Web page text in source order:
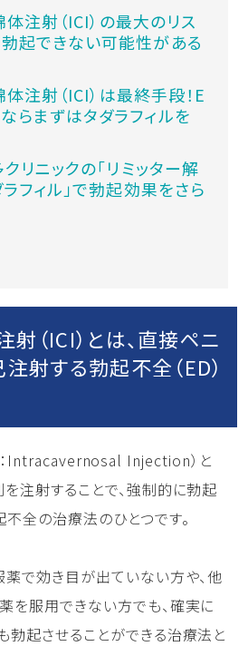
注射（ICI）の最大のリス
起できない可能性がある
注射（ICI）は最終手段！E
らまずはタダラフィルを
リニックの「リミッター解
フィル」で勃起効果をさら
（ICI）とは、直接ペニ
射する勃起不全（ED）
Intracavernosal Injection）と
注射することで、強制的に勃起
全の治療法のひとつです。
薬で効き目が出ていない方や、他
を服用できない方でも、確実に
勃起させることができる治療法と